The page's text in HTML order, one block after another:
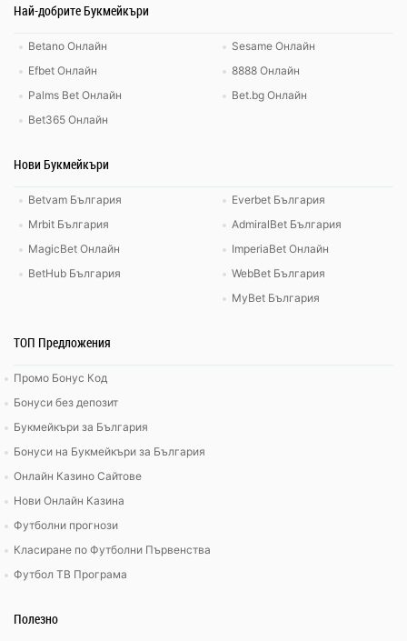
Най-добрите Букмейкъри
Betano Онлайн
Efbet Онлайн
Palms Bet Онлайн
Bet365 Онлайн
Sesame Онлайн
8888 Онлайн
Bet.bg Онлайн
Нови Букмейкъри
Betvam България
Mrbit България
MagicBet Онлайн
BetHub България
Everbet България
AdmiralBet България
ImperiaBet Онлайн
WebBet България
MyBet България
ТОП Предложения
Промо Бонус Код
Бонуси без депозит
Букмейкъри за България
Бонуси на Букмейкъри за България
Онлайн Казино Сайтове
Нови Онлайн Казина
Футболни прогнози
Класиране по Футболни Първенства
Футбол ТВ Програма
Полезно